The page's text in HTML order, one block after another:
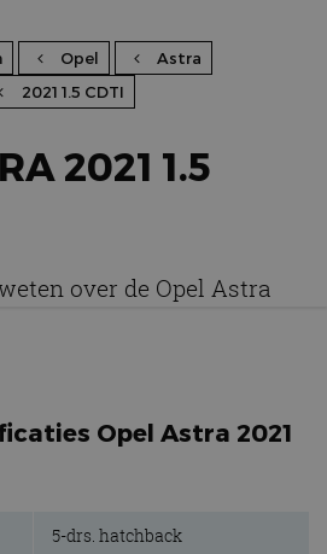
Opel
Astra
2021 1.5 CDTI
2021 1.5
over de Opel Astra
Opel Astra 2021
5-drs. hatchback